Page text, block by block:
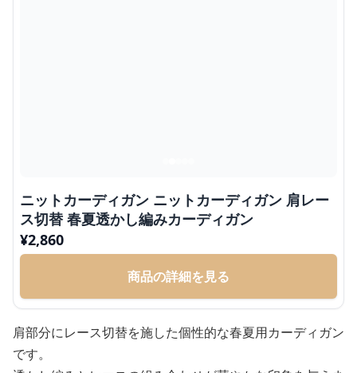
ニットカーディガン ニットカーディガン 肩レー
ス切替 春夏透かし編みカーディガン
¥2,860
商品の詳細を見る
肩部分にレース切替を施した個性的な春夏用カーディガン
です。